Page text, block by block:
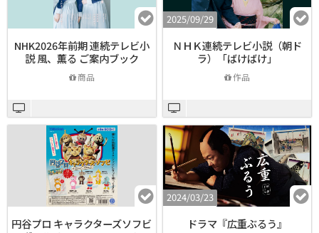
NHK2026年前期 連続テレビ小
説 風、薫る ご案内ブック
商品
2025/09/29
ＮＨＫ連続テレビ小説（朝ド
ラ）「ばけばけ」
作品
円谷プロ キャラクターズソフビ
2024/03/23
ドラマ『広重ぶるう』